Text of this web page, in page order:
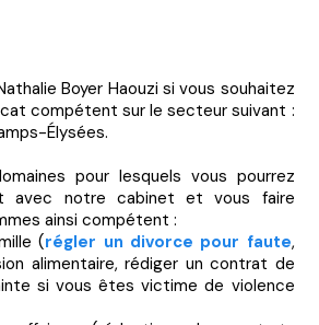
Boyer Haouzi si vous souhaitez
compétent sur le secteur suivant :
Élysées.
pour lesquels vous pourrez
avec notre cabinet et vous faire
ainsi compétent :
(régler un divorce pour faute,
alimentaire, rédiger un contrat de
si vous êtes victime de violence